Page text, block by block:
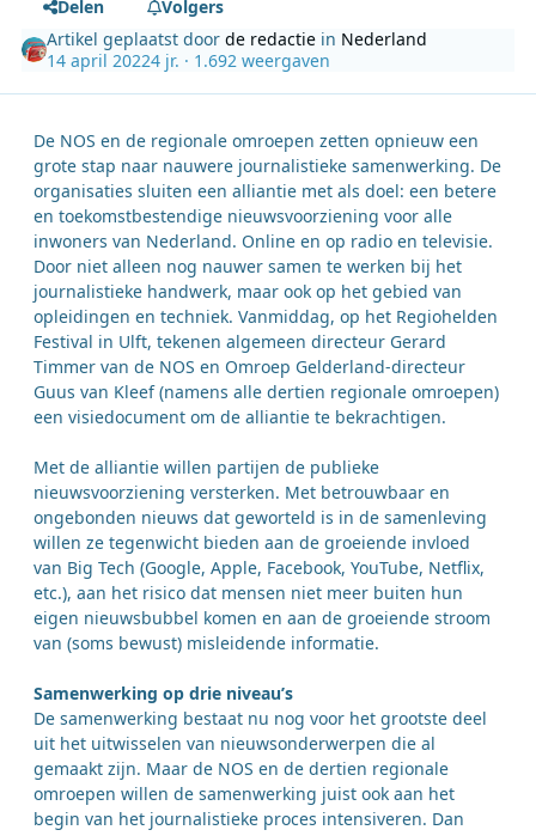
Delen
Volgers
Artikel geplaatst doorde redactie in Nederland
14 april 20224 jr. · 1.692 weergaven
De NOS en de regionale omroepen zetten opnieuw een
grote stap naar nauwere journalistieke samenwerking. De
organisaties sluiten een alliantie met als doel: een betere
en toekomstbestendige nieuwsvoorziening voor alle
inwoners van Nederland. Online en op radio en televisie.
Door niet alleen nog nauwer samen te werken bij het
journalistieke handwerk, maar ook op het gebied van
opleidingen en techniek. Vanmiddag, op het Regiohelden
Festival in Ulft, tekenen algemeen directeur Gerard
Timmer van de NOS en Omroep Gelderland-directeur
Guus van Kleef (namens alle dertien regionale omroepen)
een visiedocument om de alliantie te bekrachtigen.
Met de alliantie willen partijen de publieke
nieuwsvoorziening versterken. Met betrouwbaar en
ongebonden nieuws dat geworteld is in de samenleving
willen ze tegenwicht bieden aan de groeiende invloed
van Big Tech (Google, Apple, Facebook, YouTube, Netflix,
etc.), aan het risico dat mensen niet meer buiten hun
eigen nieuwsbubbel komen en aan de groeiende stroom
van (soms bewust) misleidende informatie.
Samenwerking op drie niveau’s
De samenwerking bestaat nu nog voor het grootste deel
uit het uitwisselen van nieuwsonderwerpen die al
gemaakt zijn. Maar de NOS en de dertien regionale
omroepen willen de samenwerking juist ook aan het
begin van het journalistieke proces intensiveren. Dan